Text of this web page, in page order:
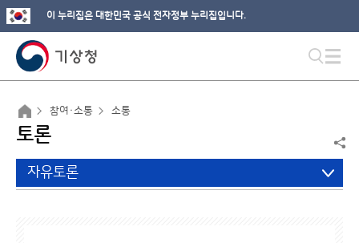
이 누리집은 대한민국 공식 전자정부 누리집입니다.
참여·소통 소통
토론
자유토론